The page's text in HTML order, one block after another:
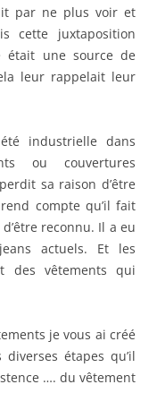
par ne plus voir et
cette juxtaposition
était une source de
leur rappelait leur
industrielle dans
ou couvertures
sa raison d’être
compte qu’il fait
reconnu. Il a eu
actuels. Et les
des vêtements qui
je vous ai créé
étapes qu’il
…. du vêtement